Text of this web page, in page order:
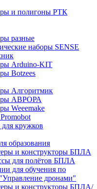
и полигоны РТК
разные
наборы SENSE
Arduino-KIT
Botzees
Алгоритмик
АВРОРА
Weeemake
кружков
образования
и конструкторы БПЛА
для полётов БПЛА
для обучения по
дронами"
и конструкторы БПЛА/